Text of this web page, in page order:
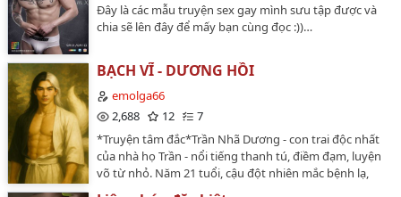
Tây Tác giả: Cu Sữa Số chương: 70 Trạng thái: Đang ra.
Thể loại: Drama, boylove, tình dục, lãng mạn Đối tượng
lúc 19h30. Cảnh báo: Truyện có nhiều chi tiết nhạy cảm,
văn dơ, có một số tình tiết hư cấu.…
Đây là các mẫu truyện sex gay mình sưu tập được và
chia sẽ lên đây để mấy bạn cùng đọc :))…
BẠCH VĨ - DƯƠNG HỒI
emolga66
2,688
12
7
*Truyện tâm đắc*Trần Nhã Dương - con trai độc nhất
của nhà họ Trần - nổi tiếng thanh tú, điềm đạm, luyện
võ từ nhỏ. Năm 21 tuổi, cậu đột nhiên mắc bệnh lạ,